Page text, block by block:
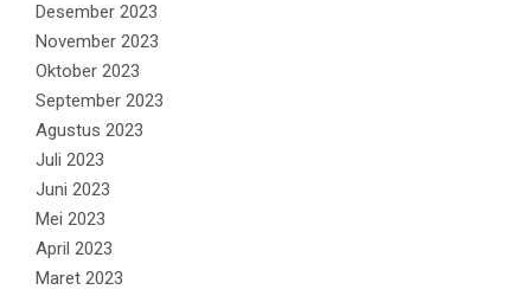
Desember 2023
November 2023
Oktober 2023
September 2023
Agustus 2023
Juli 2023
Juni 2023
Mei 2023
April 2023
Maret 2023